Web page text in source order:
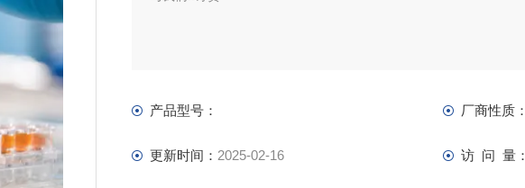
产品型号： 厂商性质：
更新时间： 2025-02-16 访 问 量：